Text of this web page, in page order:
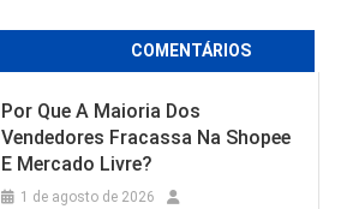
COMENTÁRIOS
Por Que A Maioria Dos
Vendedores Fracassa Na Shopee
E Mercado Livre?
1 de agosto de 2026